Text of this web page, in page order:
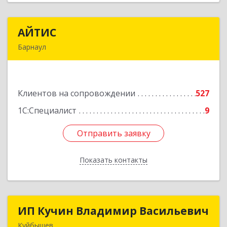
АЙТИС
Барнаул
Клиентов на сопровождении
527
1С:Специалист
9
Отправить заявку
Показать контакты
Подробнее
Отправить заявку
Назад
ИП Кучин Владимир Васильевич
ИП Кучин Владимир Васильевич